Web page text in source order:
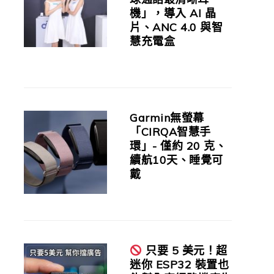
機」，導入 AI 晶
片、ANC 4.0 與智
慧充電盒
Garmin無螢幕
「CIRQA智慧手
環」- 僅約 20 克、
續航10天、睡覺可
戴
只要 5 美元！超
迷你 ESP32 裝置也